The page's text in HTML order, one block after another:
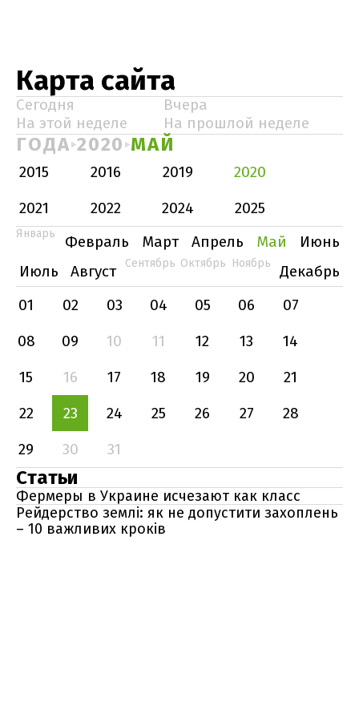
Карта сайта
Сегодня
Вчера
На этой неделе
На прошлой неделе
ГОДА 2020 МАЙ
2015 2016 2019
2020
2021
2022 2024 2025
Январь Февраль Март Апрель Май
Июнь
Июль
Август Сентябрь Октябрь Ноябрь
Декабрь
01
02 03 04 05 06
07
08
09 10 11 12 13
14
15
16 17 18 19 20
21
22
23 24 25 26 27
28
29
30 31
Статьи
Фермеры в Украине исчезают как класс
Рейдерство землі: як не допустити захоплень
– 10 важливих кроків